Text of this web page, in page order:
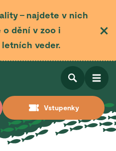
– najdete v nich
dění v zoo i
veder.
Vstupenky
Otevřít
Otevřít